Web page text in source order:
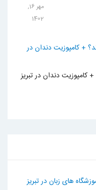
مهر 16,
1402
کامپوزیت دندان در تبریز